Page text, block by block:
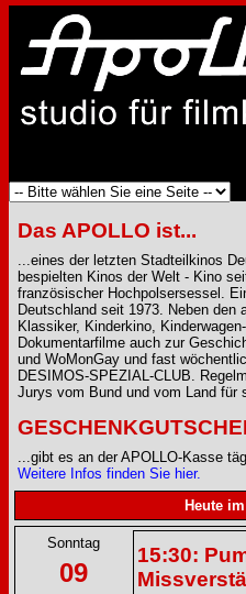
Das APOLLO ist...
...eines der letzten Stadteilkinos
bespielten Kinos der Welt - Kino
französischer Hochpolsersessel.
Deutschland seit 1973. Neben
Klassiker, Kinderkino,
Dokumentarfilme auch zur
und WoMonGay und fast
DESIMOS-SPEZIAL-CLUB.
Jurys vom Bund und vom Land für
...gibt es an der APOLLO-Kasse
Weitere Infos finden Sie hier.
Heute
Sonntag
09
15:30: